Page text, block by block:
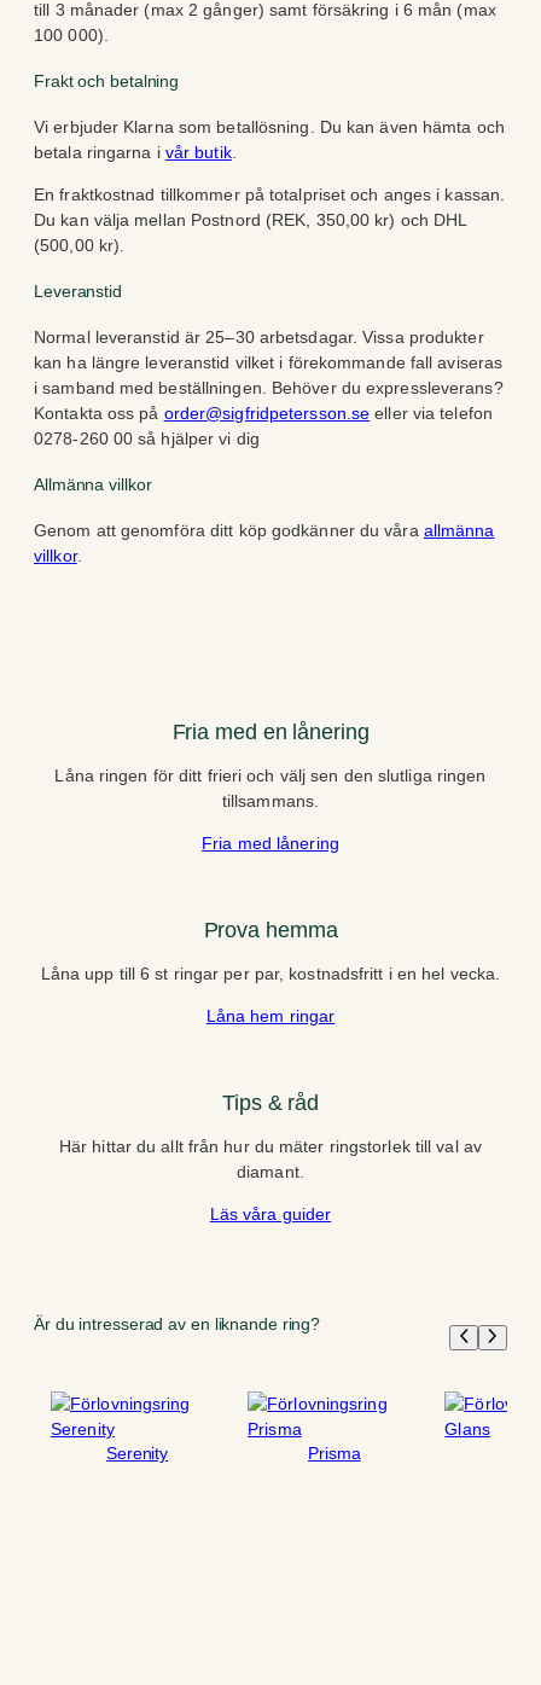
till 3 månader (max 2 gånger) samt försäkring i 6 mån (max
100 000).
Frakt och betalning
Vi erbjuder Klarna som betallösning. Du kan även hämta och
betala ringarna i vår butik.
En fraktkostnad tillkommer på totalpriset och anges i kassan.
Du kan välja mellan Postnord (REK, 350,00 kr) och DHL
(500,00 kr).
Leveranstid
Normal leveranstid är 25–30 arbetsdagar. Vissa produkter
kan ha längre leveranstid vilket i förekommande fall aviseras
i samband med beställningen. Behöver du expressleverans?
Kontakta oss på order@sigfridpetersson.se eller via telefon
0278-260 00 så hjälper vi dig
Allmänna villkor
Genom att genomföra ditt köp godkänner du våra allmänna
villkor.
Fria med en lånering
Låna ringen för ditt frieri och välj sen den slutliga ringen
tillsammans.
Fria med lånering
Prova hemma
Låna upp till 6 st ringar per par, kostnadsfritt i en hel vecka.
Låna hem ringar
Tips & råd
Här hittar du allt från hur du mäter ringstorlek till val av
diamant.
Läs våra guider
Är du intresserad av en liknande ring?
Serenity Prisma